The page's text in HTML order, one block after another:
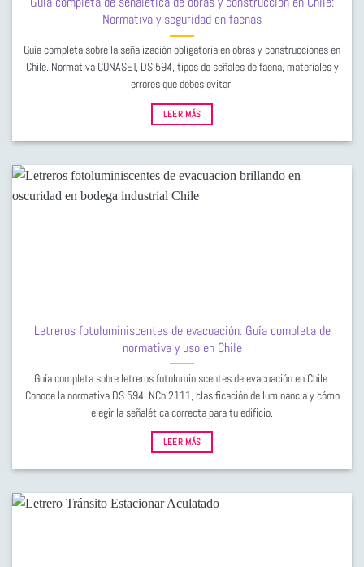
Normativa y seguridad en faenas
Guía completa sobre la señalización obligatoria en obras y construcciones en
Chile. Normativa CONASET, DS 594, tipos de señales de faena, materiales y
errores que debes evitar.
LEER MÁS
Letreros fotoluminiscentes de evacuación: Guía completa de
normativa y uso en Chile
Guía completa sobre letreros fotoluminiscentes de evacuación en Chile.
Conoce la normativa DS 594, NCh 2111, clasificación de luminancia y cómo
elegir la señalética correcta para tu edificio.
LEER MÁS